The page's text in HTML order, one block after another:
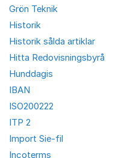
Grön Teknik
Historik
Historik sålda artiklar
Hitta Redovisningsbyrå
Hunddagis
IBAN
ISO200222
ITP 2
Import Sie-fil
Incoterms